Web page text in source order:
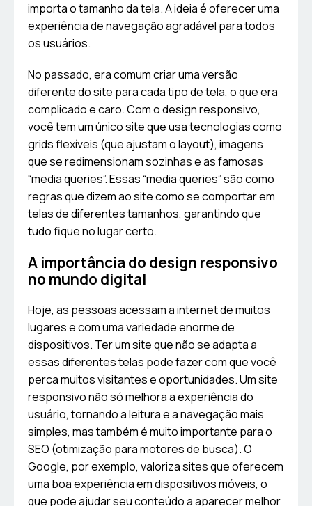
importa o tamanho da tela. A ideia é oferecer uma
experiência de navegação agradável para todos
os usuários.
No passado, era comum criar uma versão
diferente do site para cada tipo de tela, o que era
complicado e caro. Com o design responsivo,
você tem um único site que usa tecnologias como
grids flexíveis (que ajustam o layout), imagens
que se redimensionam sozinhas e as famosas
“media queries”. Essas “media queries” são como
regras que dizem ao site como se comportar em
telas de diferentes tamanhos, garantindo que
tudo fique no lugar certo.
A importância do design responsivo
no mundo digital
Hoje, as pessoas acessam a internet de muitos
lugares e com uma variedade enorme de
dispositivos. Ter um site que não se adapta a
essas diferentes telas pode fazer com que você
perca muitos visitantes e oportunidades. Um site
responsivo não só melhora a experiência do
usuário, tornando a leitura e a navegação mais
simples, mas também é muito importante para o
SEO (otimização para motores de busca). O
Google, por exemplo, valoriza sites que oferecem
uma boa experiência em dispositivos móveis, o
que pode ajudar seu conteúdo a aparecer melhor